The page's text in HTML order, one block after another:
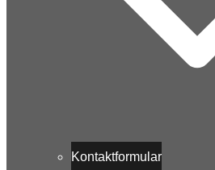
Kontaktformular